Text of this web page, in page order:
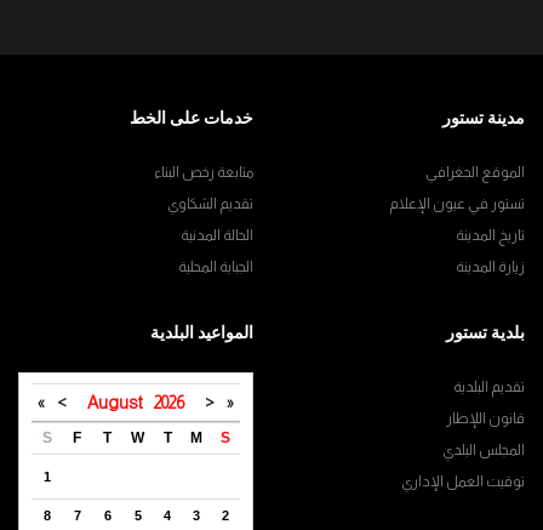
مدينة تستور
الموقع الجغرافي
تستور في عيون الإعلام
تاريخ المدينة
زيارة المدينة
خدمات على الخط
متابعة رخص البناء
تقديم الشكاوي
الحالة المدنية
الجباية المحلية
بلدية تستور
تقديم البلدية
قانون اللإطار
المجلس البلدي
توقيت العمل الإداري
المواعيد البلدية
«
<
August 2026
>
»
S
M
T
W
T
F
S
1
2
3
4
5
6
7
8